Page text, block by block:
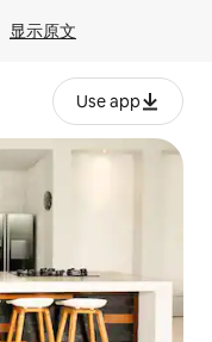
显示原文
Use app